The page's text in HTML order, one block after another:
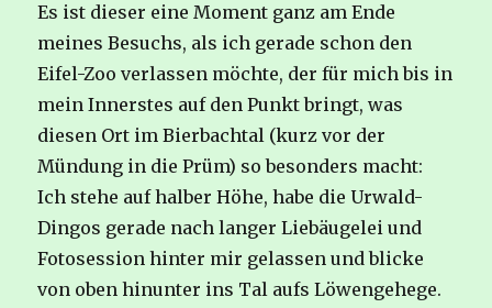
Es ist dieser eine Moment ganz am Ende
meines Besuchs, als ich gerade schon den
Eifel-Zoo verlassen möchte, der für mich bis in
mein Innerstes auf den Punkt bringt, was
diesen Ort im Bierbachtal (kurz vor der
Mündung in die Prüm) so besonders macht:
Ich stehe auf halber Höhe, habe die Urwald-
Dingos gerade nach langer Liebäugelei und
Fotosession hinter mir gelassen und blicke
von oben hinunter ins Tal aufs Löwengehege.